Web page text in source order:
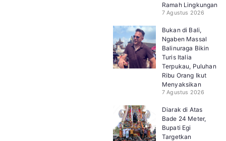
Ramah Lingkungan
7 Agustus 2026
Bukan di Bali,
Ngaben Massal
Balinuraga Bikin
Turis Italia
Terpukau, Puluhan
Ribu Orang Ikut
Menyaksikan
7 Agustus 2026
Diarak di Atas
Bade 24 Meter,
Bupati Egi
Targetkan